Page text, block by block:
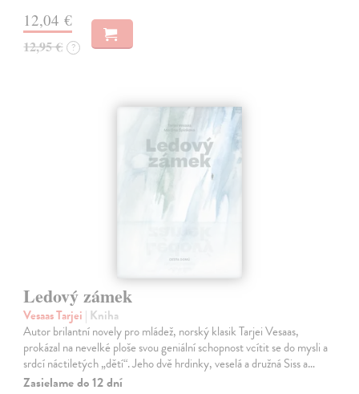
12,04 €
12,95 € ?
Ledový zámek
Vesaas Tarjei | Kniha
Autor brilantní novely pro mládež, norský klasik Tarjei Vesaas,
prokázal na nevelké ploše svou geniální schopnost vcítit se do mysli a
srdcí náctiletých „dětí“. Jeho dvě hrdinky, veselá a družná Siss a…
Zasielame do 12 dní